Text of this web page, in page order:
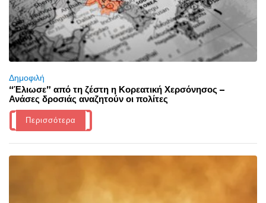
Δημοφιλή
“Έλιωσε” από τη ζέστη η Κορεατική Χερσόνησος –
Ανάσες δροσιάς αναζητούν οι πολίτες
Περισσότερα